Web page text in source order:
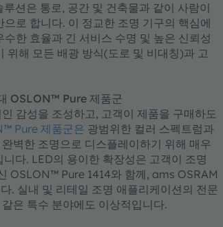
션은 통로, 공간 및 건축물과 같이 사람이
로 합니다. 이 정교한 조명 기구의 핵심에
한 효율과 긴 서비스 수명 및 높은 신뢰성
위해 모든 배광 방식(도로 및 비대칭)과 고
OSLON™ Pure 제품군
감성을 조성하고, 고객이 제품을 구매하도
Pure 제품군은 광범위한 컬러 스펙트럼과
벽한 조명으로 디스플레이하기 위해 매우
다. LED의 용이한 확장성은 고객이 조명
OSLON™ Pure 1414와 함께, ams OSRAM
. 실내 및 리테일 조명 애플리케이션의 전문
은 특수 분야에도 이상적입니다.